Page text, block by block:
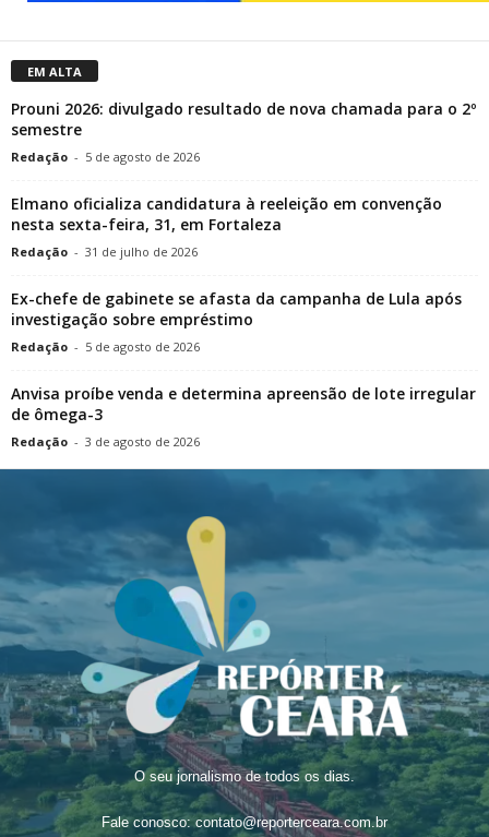
EM ALTA
Prouni 2026: divulgado resultado de nova chamada para o 2º
semestre
Redação - 5 de agosto de 2026
Elmano oficializa candidatura à reeleição em convenção
nesta sexta-feira, 31, em Fortaleza
Redação - 31 de julho de 2026
Ex-chefe de gabinete se afasta da campanha de Lula após
investigação sobre empréstimo
Redação - 5 de agosto de 2026
Anvisa proíbe venda e determina apreensão de lote irregular
de ômega-3
Redação - 3 de agosto de 2026
O seu jornalismo de todos os dias.
Fale conosco: contato@reporterceara.com.br